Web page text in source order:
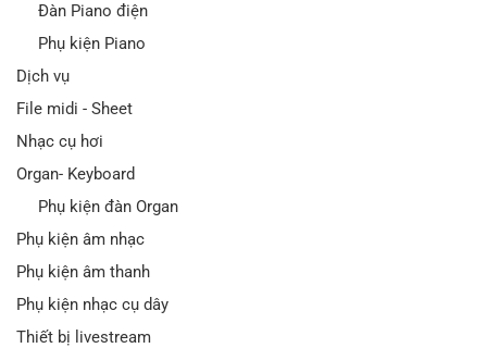
Đàn Piano điện
Phụ kiện Piano
Dịch vụ
File midi - Sheet
Nhạc cụ hơi
Organ- Keyboard
Phụ kiện đàn Organ
Phụ kiện âm nhạc
Phụ kiện âm thanh
Phụ kiện nhạc cụ dây
Thiết bị livestream